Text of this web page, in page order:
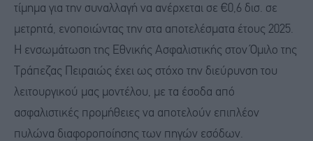
τίμημα για την συναλλαγή να ανέρχεται σε €0,6 δισ. σε
μετρητά, ενοποιώντας την στα αποτελέσματα έτους 2025.
Η ενσωμάτωση της Εθνικής Ασφαλιστικής στον Όμιλο της
Τράπεζας Πειραιώς έχει ως στόχο την διεύρυνση του
λειτουργικού μας μοντέλου, με τα έσοδα από
ασφαλιστικές προμήθειες να αποτελούν επιπλέον
πυλώνα διαφοροποίησης των πηγών εσόδων.